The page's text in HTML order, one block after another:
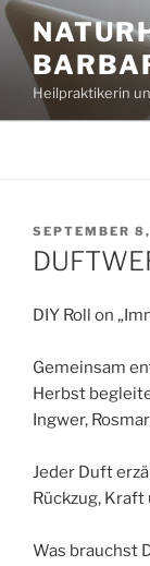
Zum
Inhalt
springen
Heilpraktikerin
AM
SEPTEMBER
DIY Roll on
Gemeinsam
Herbst
Ingwer,
Jeder Duft
Rückzug, Kraft
Was brauchst